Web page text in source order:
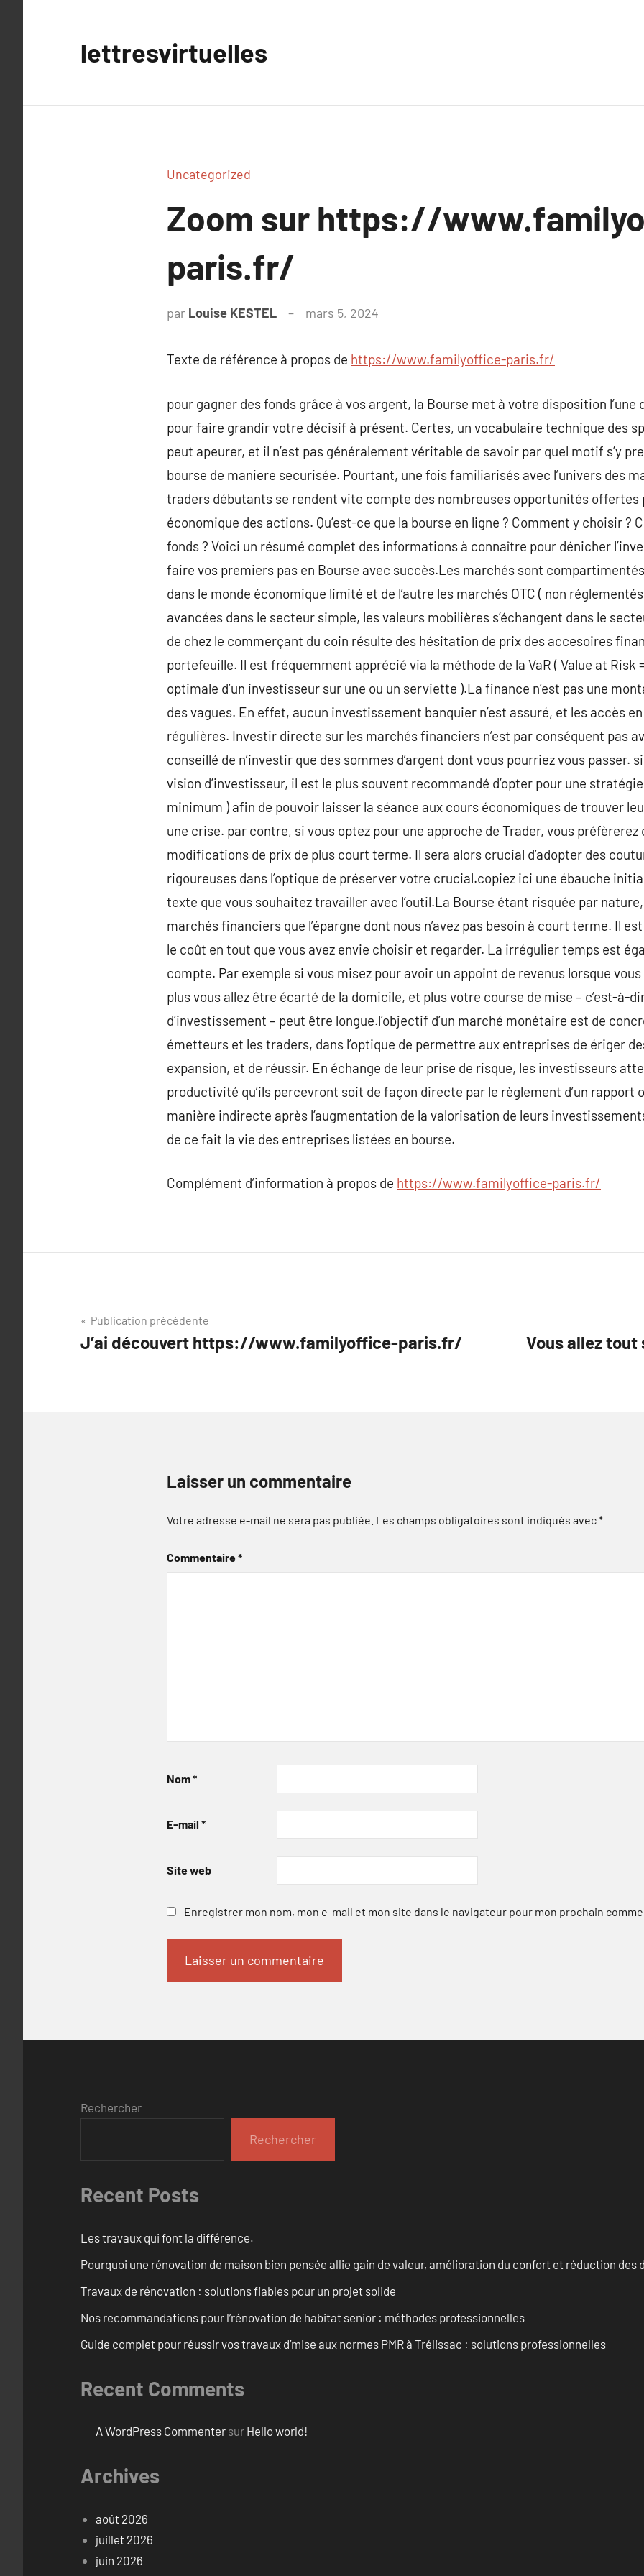
lettresvirtuelles
Uncategorized
Zoom sur https://
paris.fr/
par Louise KESTEL mars 5, 2024
Texte de référence à propos de https://www.familyoffice-paris.fr/
pour gagner des fonds grâce à vos argent, la Bourse met à votre disposition
pour faire grandir votre décisif à présent. Certes, un vocabulaire technique des
peut apeurer, et il n’est pas généralement véritable de savoir par quel motif s’y
bourse de maniere securisée. Pourtant, une fois familiarisés avec l’univers des
traders débutants se rendent vite compte des nombreuses opportunités offertes
économique des actions. Qu’est-ce que la bourse en ligne ? Comment y choisir ?
fonds ? Voici un résumé complet des informations à connaître pour dénicher
faire vos premiers pas en Bourse avec succès.Les marchés sont compartimentés
dans le monde économique limité et de l’autre les marchés OTC ( non
avancées dans le secteur simple, les valeurs mobilières s’échangent dans le
de chez le commerçant du coin résulte des hésitation de prix des accesoires
portefeuille. Il est fréquemment apprécié via la méthode de la VaR ( Value at Risk
optimale d’un investisseur sur une ou un serviette ).La finance n’est pas une
des vagues. En effet, aucun investissement banquier n’est assuré, et les accès
régulières. Investir directe sur les marchés financiers n’est par conséquent pas
conseillé de n’investir que des sommes d’argent dont vous pourriez vous passer.
vision d’investisseur, il est le plus souvent recommandé d’opter pour une
minimum ) afin de pouvoir laisser la séance aux cours économiques de trouver
une crise. par contre, si vous optez pour une approche de Trader, vous
modifications de prix de plus court terme. Il sera alors crucial d’adopter des
rigoureuses dans l’optique de préserver votre crucial.copiez ici une ébauche
texte que vous souhaitez travailler avec l’outil.La Bourse étant risquée par
marchés financiers que l’épargne dont nous n’avez pas besoin à court terme. Il
le coût en tout que vous avez envie choisir et regarder. La irrégulier temps est
compte. Par exemple si vous misez pour avoir un appoint de revenus lorsque
plus vous allez être écarté de la domicile, et plus votre course de mise – c’est-à-
d’investissement – peut être longue.l’objectif d’un marché monétaire est de
émetteurs et les traders, dans l’optique de permettre aux entreprises de ériger
expansion, et de réussir. En échange de leur prise de risque, les investisseurs
productivité qu’ils percevront soit de façon directe par le règlement d’un rapport
manière indirecte après l’augmentation de la valorisation de leurs
de ce fait la vie des entreprises listées en bourse.
Complément d’information à propos de https://www.familyoffice-paris.fr/
Navigation
de
Publication précédente
J’ai découvert https://www.familyoffice-paris.fr/ Vous allez tout
Laisser un commentaire
Votre adresse e-mail ne sera pas publiée. Les champs obligatoires sont indiqués avec*
Commentaire*
Nom*
E-mail *
Site web
Enregistrer mon nom, mon e-mail et mon site dans le navigateur pour mon prochain
Rechercher
Rechercher
Recent Posts
Les travaux qui font la différence.
Pourquoi une rénovation de maison bien pensée allie gain de valeur, amélioration du confort et réduction des
Travaux de rénovation : solutions fiables pour un projet solide
Nos recommandations pour l’rénovation de habitat senior : méthodes professionnelles
Guide complet pour réussir vos travaux d’mise aux normes PMR à Trélissac : solutions professionnelles
Recent Comments
A WordPress Commenter sur Hello world!
Archives
août 2026
juillet 2026
juin 2026